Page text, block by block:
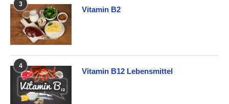
3
Vitamin B2
4
Vitamin B12 Lebensmittel